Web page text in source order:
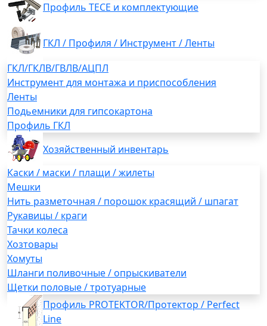
Профиль TECE и комплектующие
ГКЛ / Профиля / Инструмент / Ленты
ГКЛ/ГКЛВ/ГВЛВ/АЦПЛ
Инструмент для монтажа и приспособления
Ленты
Подьемники для гипсокартона
Профиль ГКЛ
Хозяйственный инвентарь
Каски / маски / плащи / жилеты
Мешки
Нить разметочная / порошок красящий / шпагат
Рукавицы / краги
Тачки колеса
Хозтовары
Хомуты
Шланги поливочные / опрыскиватели
Щетки половые / тротуарные
Профиль PROTEKTOR/Протектор / Perfect
Line